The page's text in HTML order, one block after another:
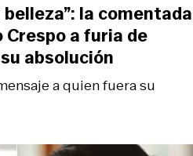
a quien fuera su
la comentada
Crespo a furia de
absolución